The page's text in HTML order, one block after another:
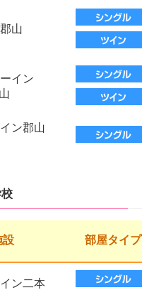
山
イン
ン郡山
設 部屋タイプ
ン二本